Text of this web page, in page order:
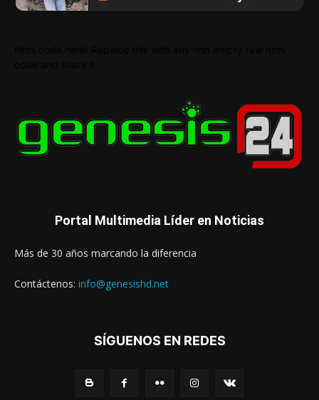
Portal Multimedia Líder en Noticias
Más de 30 años marcando la diferencia
Contáctenos: info@genesishd.net
SÍGUENOS EN REDES